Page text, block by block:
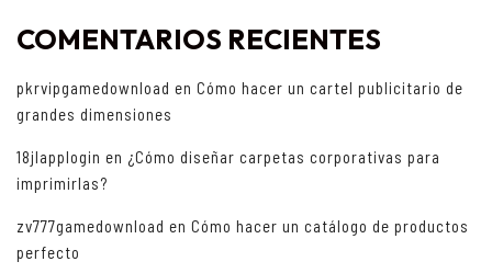
COMENTARIOS RECIENTES
pkrvipgamedownload en Cómo hacer un cartel publicitario de
grandes dimensiones
18jlapplogin en ¿Cómo diseñar carpetas corporativas para
imprimirlas?
zv777gamedownload en Cómo hacer un catálogo de productos
perfecto